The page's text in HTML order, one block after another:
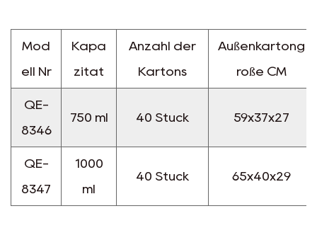
Mod
ell Nr
Kapa
zität
Anzahl der
Kartons
Außenkartong
röße CM
QE-
8346
750 ml 40 Stück 59x37x27
QE-
8347
1000
ml
40 Stück 65x40x29